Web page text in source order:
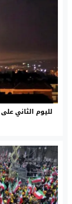
لليوم الثاني